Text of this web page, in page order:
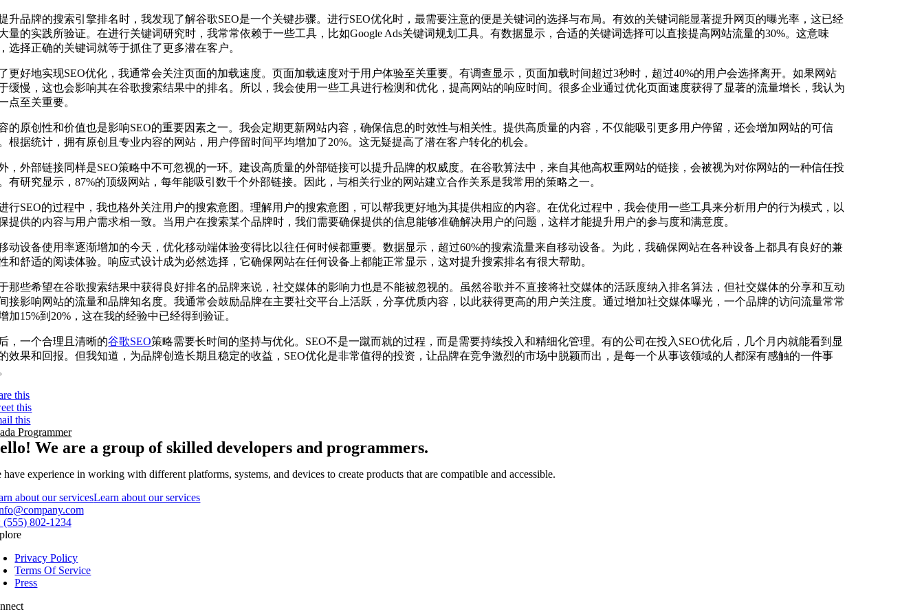
升品牌的搜索引擎排名时，我发现了解谷歌SEO是一个关键步骤。进行SEO优化时，最需要注意的便是关键词的选择与布局。有效的关键词能显著提升网页的曝光率，这已经
量的实践所验证。在进行关键词研究时，我常常依赖于一些工具，比如Google Ads关键词规划工具。有数据显示，合适的关键词选择可以直接提高网站流量的30%。这意味
选择正确的关键词就等于抓住了更多潜在客户。
更好地实现SEO优化，我通常会关注页面的加载速度。页面加载速度对于用户体验至关重要。有调查显示，页面加载时间超过3秒时，超过40%的用户会选择离开。如果网站
缓慢，这也会影响其在谷歌搜索结果中的排名。所以，我会使用一些工具进行检测和优化，提高网站的响应时间。很多企业通过优化页面速度获得了显著的流量增长，我认为
点至关重要。
的原创性和价值也是影响SEO的重要因素之一。我会定期更新网站内容，确保信息的时效性与相关性。提供高质量的内容，不仅能吸引更多用户停留，还会增加网站的可信
根据统计，拥有原创且专业内容的网站，用户停留时间平均增加了20%。这无疑提高了潜在客户转化的机会。
，外部链接同样是SEO策略中不可忽视的一环。建设高质量的外部链接可以提升品牌的权威度。在谷歌算法中，来自其他高权重网站的链接，会被视为对你网站的一种信任投
有研究显示，87%的顶级网站，每年能吸引数千个外部链接。因此，与相关行业的网站建立合作关系是我常用的策略之一。
行SEO的过程中，我也格外关注用户的搜索意图。理解用户的搜索意图，可以帮我更好地为其提供相应的内容。在优化过程中，我会使用一些工具来分析用户的行为模式，以
提供的内容与用户需求相一致。当用户在搜索某个品牌时，我们需要确保提供的信息能够准确解决用户的问题，这样才能提升用户的参与度和满意度。
动设备使用率逐渐增加的今天，优化移动端体验变得比以往任何时候都重要。数据显示，超过60%的搜索流量来自移动设备。为此，我确保网站在各种设备上都具有良好的兼
和舒适的阅读体验。响应式设计成为必然选择，它确保网站在任何设备上都能正常显示，这对提升搜索排名有很大帮助。
那些希望在谷歌搜索结果中获得良好排名的品牌来说，社交媒体的影响力也是不能被忽视的。虽然谷歌并不直接将社交媒体的活跃度纳入排名算法，但社交媒体的分享和互动
接影响网站的流量和品牌知名度。我通常会鼓励品牌在主要社交平台上活跃，分享优质内容，以此获得更高的用户关注度。通过增加社交媒体曝光，一个品牌的访问流量常常
加15%到20%，这在我的经验中已经得到验证。
，一个合理且清晰的谷歌SEO策略需要长时间的坚持与优化。SEO不是一蹴而就的过程，而是需要持续投入和精细化管理。有的公司在投入SEO优化后，几个月内就能看到显
效果和回报。但我知道，为品牌创造长期且稳定的收益，SEO优化是非常值得的投资，让品牌在竞争激烈的市场中脱颖而出，是每一个从事该领域的人都深有感触的一件事
this
this
this
Programmer
We are a group of skilled developers and programmers.
have experience in working with different platforms, systems, and devices to create products that are compatible and accessible.
about our servicesLearn about our services
(555) 802-1234
Privacy Policy
Terms Of Service
Press